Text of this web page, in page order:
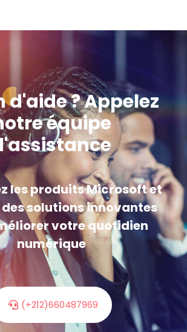
d'aide ? Appelez
équipe
les produits Microsoft et
solutions innovantes
votre quotidien
numérique
(+212)660487969